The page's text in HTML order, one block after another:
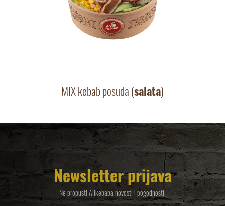
MIX kebab posuda (salata)
Newsletter prijava
Ne propusti Alikebaba novosti i pogodnosti!